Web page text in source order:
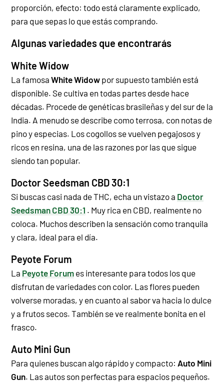
proporción, efecto: todo está claramente explicado,
para que sepas lo que estás comprando.
Algunas variedades que encontrarás
White Widow
La famosa White Widow por supuesto también está
disponible. Se cultiva en todas partes desde hace
décadas. Procede de genéticas brasileñas y del sur de la
India. A menudo se describe como terrosa, con notas de
pino y especias. Los cogollos se vuelven pegajosos y
ricos en resina, una de las razones por las que sigue
siendo tan popular.
Doctor Seedsman CBD 30:1
Si buscas casi nada de THC, echa un vistazo a Doctor
Seedsman CBD 30:1 . Muy rica en CBD, realmente no
coloca. Muchos describen la sensación como tranquila
y clara, ideal para el día.
Peyote Forum
La Peyote Forum es interesante para todos los que
disfrutan de variedades con color. Las flores pueden
volverse moradas, y en cuanto al sabor va hacia lo dulce
y a frutos secos. También se ve realmente bonita en el
frasco.
Auto Mini Gun
Para quienes buscan algo rápido y compacto: Auto Mini
Gun. Las autos son perfectas para espacios pequeños.